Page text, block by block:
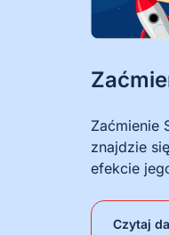
Zaćmienie
znajdzie
efekcie
Czytaj